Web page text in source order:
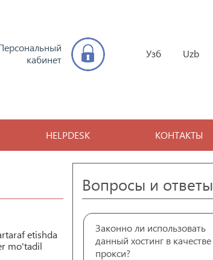
HELPDESK КОНТАКТЫ
Узб Uzb
кабинет
etishda
mo'tadil
Вопросы и ответы
Законно ли использовать
данный хостинг в качестве
прокси?